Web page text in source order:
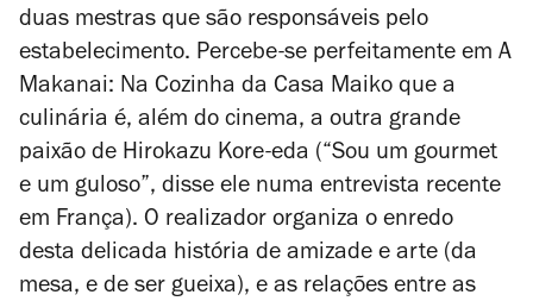
duas mestras que são responsáveis pelo
estabelecimento. Percebe-se perfeitamente em A
Makanai: Na Cozinha da Casa Maiko que a
culinária é, além do cinema, a outra grande
paixão de Hirokazu Kore-eda (“Sou um gourmet
e um guloso”, disse ele numa entrevista recente
em França). O realizador organiza o enredo
desta delicada história de amizade e arte (da
mesa, e de ser gueixa), e as relações entre as